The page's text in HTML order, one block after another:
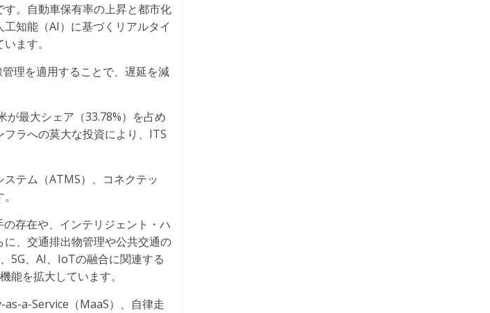
。自動車保有率の上昇と都市化
知能（AI）に基づくリアルタイ
ます。
理を適用することで、遅延を減
最大シェア（33.78%）を占め
ラへの莫大な投資により、ITS
テム（ATMS）、コネクテッ
存在や、インテリジェント・ハ
、交通排出物管理や公共交通の
5G、AI、IoTの融合に関連する
能を拡大しています。
a-Service（MaaS）、自律走